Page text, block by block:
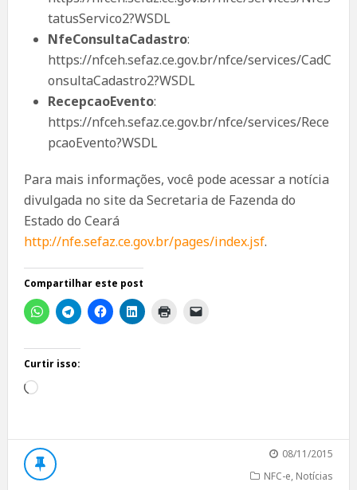
tatusServico2?WSDL
NfeConsultaCadastro:
https://nfceh.sefaz.ce.gov.br/nfce/services/CadC
onsultaCadastro2?WSDL
RecepcaoEvento:
https://nfceh.sefaz.ce.gov.br/nfce/services/Rece
pcaoEvento?WSDL
Para mais informações, você pode acessar a notícia
divulgada no site da Secretaria de Fazenda do
Estado do Ceará
http://nfe.sefaz.ce.gov.br/pages/index.jsf.
Compartilhar este post
Curtir isso:
Carregando...
08/11/2015
NFC-e, Notícias